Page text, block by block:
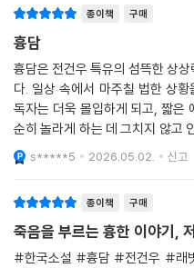
흉담을 들은 순간부터 저주는 내 몸
에 눈이 멀게끔 나를 조종했다. 이
도하는 연가시처럼. 죽음은 자정
이성을 잃게 만들고, 결국 다른 사
다. (pp. 138~139)
“거긴 1950년에 지어졌어. 전쟁
“무, 무슨 용도로…….”
으로…….” (pp. 194~195)
전건우는 이번 소설에서 흉포한 원
종이책 구매
흉담
흉담은 전건우 특유의 섬뜩한 상
다. 일상 속에서 마주칠 법한 상
독자는 더욱 몰입하게 되고, 짧은
순히 놀라게 하는 데 그치지 않고
난 뒤에도 오래 생각하게 만드는
독자라면 가볍
s*****5 2026.05.02. 신고
종이책 구매
죽음을 부르는 흉한 이야기,
#한국소설 #흉담 #전건우 #래